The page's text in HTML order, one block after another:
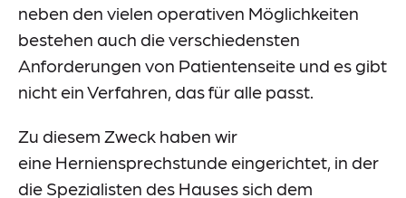
neben den vielen operativen Möglichkeiten
bestehen auch die verschiedensten
Anforderungen von Patientenseite und es gibt
nicht ein Verfahren, das für alle passt.
Zu diesem Zweck haben wir
eine Herniensprechstunde eingerichtet, in der
die Spezialisten des Hauses sich dem